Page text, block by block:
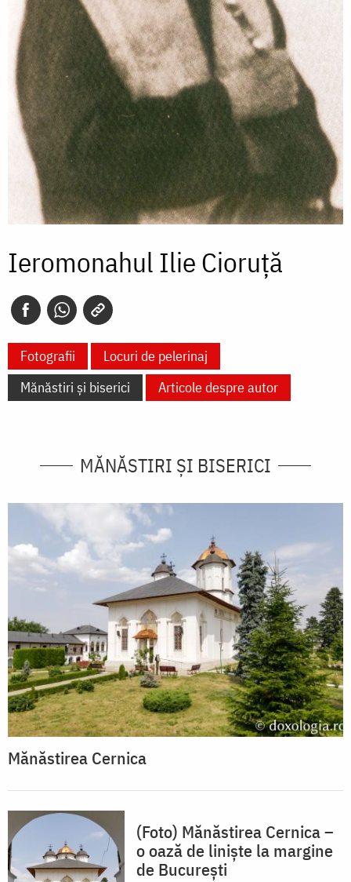
Ieromonahul Ilie Cioruţă
Fotografii
Locuri de pelerinaj
Mănăstiri și biserici
Articole despre autor
MĂNĂSTIRI ȘI BISERICI
Mănăstirea Cernica
(Foto) Mănăstirea Cernica –
o oază de liniște la margine
de București